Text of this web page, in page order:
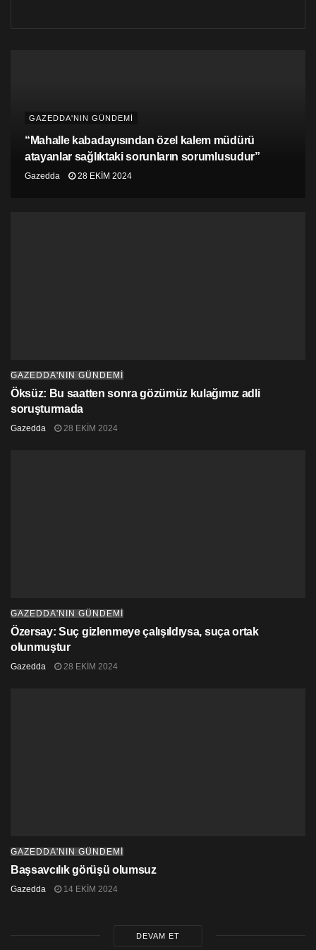
GAZEDDA'NIN GÜNDEMİ
“Mahalle kabadayısından özel kalem müdürü
atayanlar sağlıktaki sorunların sorumlusudur”
Gazedda 28 EKIM 2024
GAZEDDA'NIN GÜNDEMİ
Öksüz: Bu saatten sonra gözümüz kulağımız adli
soruşturmada
Gazedda 28 EKIM 2024
GAZEDDA'NIN GÜNDEMİ
Özersay: Suç gizlenmeye çalışıldıysa, suça ortak
olunmuştur
Gazedda 28 EKIM 2024
GAZEDDA'NIN GÜNDEMİ
Başsavcılık görüşü olumsuz
Gazedda 14 EKIM 2024
DEVAM ET